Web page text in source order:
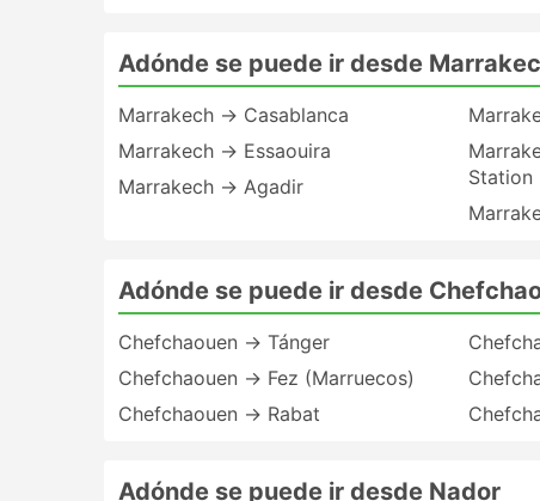
Adónde se puede ir desde
Marrakech → Casablanca
Marrakech → Essaouira
Marrakech → Agadir
Station
Adónde se puede ir desde
Chefchaouen → Tánger
Chefchaouen → Fez (Marruecos)
Chefchaouen → Rabat
Adónde se puede ir desde Nador